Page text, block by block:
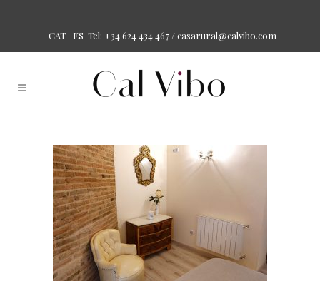
CAT ES Tel: +34 624 434 467 / casarural@calvibo.com